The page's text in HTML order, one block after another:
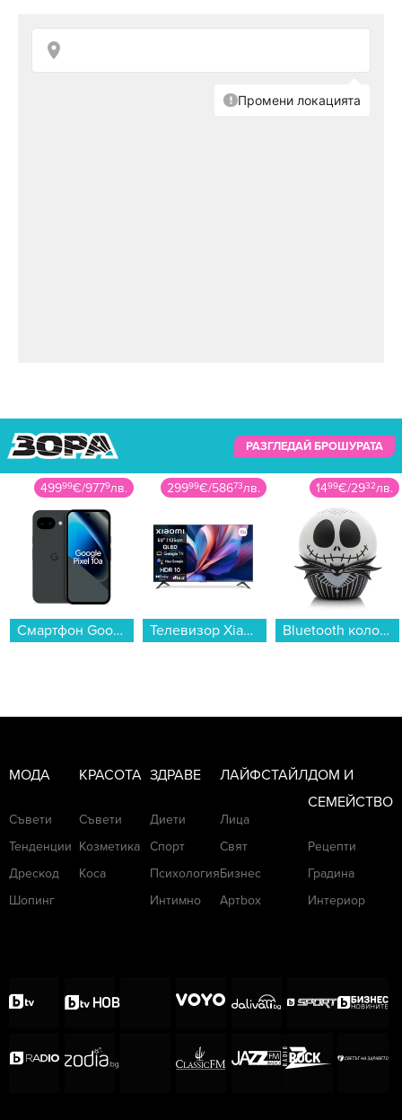
РАЗГЛЕДАЙ БРОШУРАТА
49999€/9779лв.
Смартфон Google PIXEL 10a 128/8 OBSIDIAN , 128 GB, 8 GB...
29999€/58673лв.
Телевизор Xiaomi A Pro 50 2026 / ELA6088EU , 125 см, 3840x2160 UHD-4K , 50 inch, Android , QLED ...
1499€/2932лв.
Bluetooth колонка Bitty Boomers Jack Skellington - BITTYJACK...
МОДА
Съвети
Тенденции
Дрескод
Шопинг
КРАСОТА
Съвети
Козметика
Коса
ЗДРАВЕ
Диети
Спорт
Психология
Интимно
ЛАЙФСТАЙЛ
Лица
Свят
Бизнес
Артbox
ДОМ И
СЕМЕЙСТВО
Рецепти
Градина
Интериор